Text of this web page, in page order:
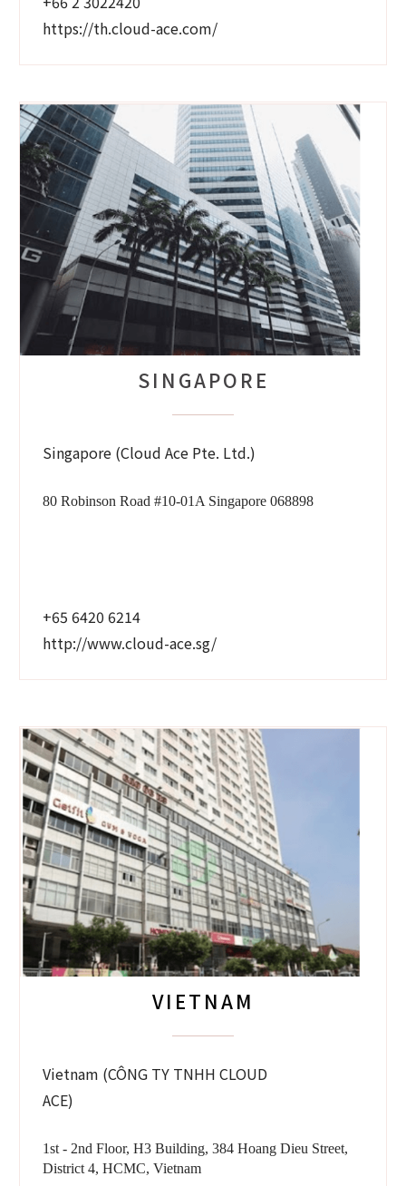
https://th.cloud-ace.com/
SINGAPORE
Singapore (Cloud Ace Pte. Ltd.)
80 Robinson Road #10-01A Singapore 068898
+65 6420 6214
http://www.cloud-ace.sg/
VIETNAM
Vietnam (CÔNG TY TNHH CLOUD
ACE)
1st - 2nd Floor, H3 Building, 384 Hoang Dieu Street,
District 4, HCMC, Vietnam